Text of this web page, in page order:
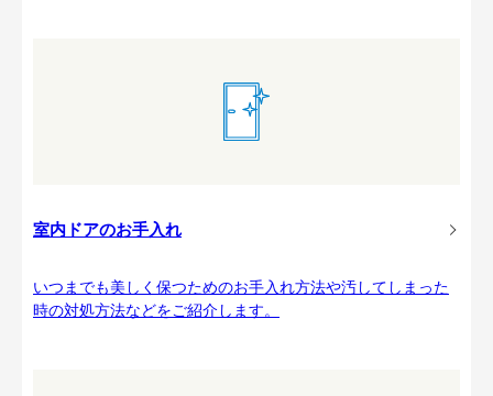
室内ドアのお手入れ
いつまでも美しく保つためのお手入れ方法や汚してしまった
時の対処方法などをご紹介します。